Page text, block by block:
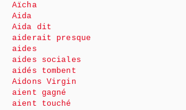
Aïcha
Aida
Aida dit
aiderait presque
aides
aides sociales
aidés tombent
Aidons Virgin
aient gagné
aient touché